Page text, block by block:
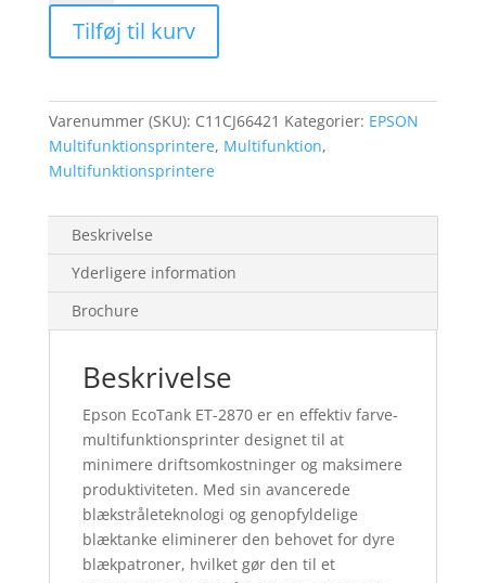
ET-
2870
MFP
ink-
jet
antal
Tilføj til kurv
Varenummer (SKU): C11CJ66421 Kategorier: EPSON
Multifunktionsprintere, Multifunktion,
Multifunktionsprintere
Beskrivelse
Yderligere information
Brochure
Beskrivelse
Epson EcoTank ET-2870 er en effektiv farve-
multifunktionsprinter designet til at
minimere driftsomkostninger og maksimere
produktiviteten. Med sin avancerede
blækstråleteknologi og genopfyldelige
blæktanke eliminerer den behovet for dyre
blækpatroner, hvilket gør den til et